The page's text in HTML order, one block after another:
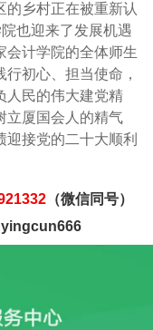
的乡村正在被重新认
也迎来了发展机遇
会计学院的全体师生
初心、担当使命，
人民的伟大建党精
立厦国会人的精气
接党的二十大顺利
（微信同号）